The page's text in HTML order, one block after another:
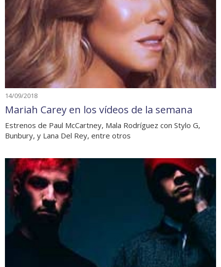
14/09/2018
Mariah Carey en los vídeos de la semana
Estrenos de Paul McCartney, Mala Rodríguez con Stylo G,
Bunbury, y Lana Del Rey, entre otros